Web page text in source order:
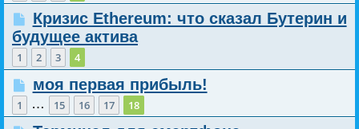
Кризис Ethereum: что сказал Бутерин и
будущее актива
1 2 3 4
моя первая прибыль!
1 … 15 16 17 18